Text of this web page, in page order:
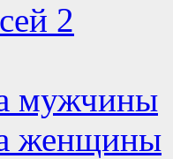
2
мужчины
женщины